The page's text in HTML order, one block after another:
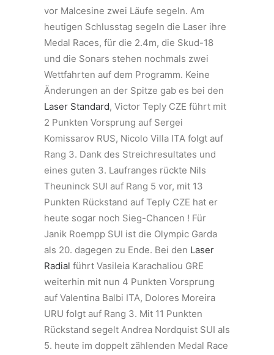
vor Malcesine zwei Läufe segeln. Am
heutigen Schlusstag segeln die Laser ihre
Medal Races, für die 2.4m, die Skud-18
und die Sonars stehen nochmals zwei
Wettfahrten auf dem Programm. Keine
Änderungen an der Spitze gab es bei den
Laser Standard, Victor Teply CZE führt mit
2 Punkten Vorsprung auf Sergei
Komissarov RUS, Nicolo Villa ITA folgt auf
Rang 3. Dank des Streichresultates und
eines guten 3. Laufranges rückte Nils
Theuninck SUI auf Rang 5 vor, mit 13
Punkten Rückstand auf Teply CZE hat er
heute sogar noch Sieg-Chancen ! Für
Janik Roempp SUI ist die Olympic Garda
als 20. dagegen zu Ende. Bei den Laser
Radial führt Vasileia Karachaliou GRE
weiterhin mit nun 4 Punkten Vorsprung
auf Valentina Balbi ITA, Dolores Moreira
URU folgt auf Rang 3. Mit 11 Punkten
Rückstand segelt Andrea Nordquist SUI als
5. heute im doppelt zählenden Medal Race